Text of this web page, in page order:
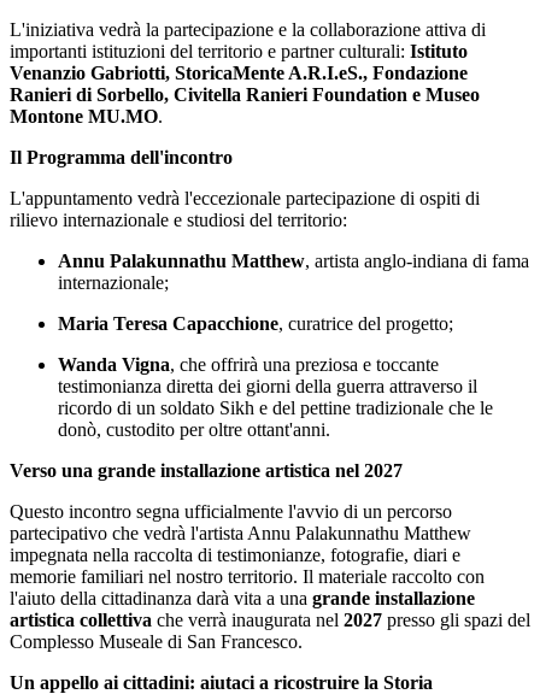
L'iniziativa vedrà la partecipazione e la collaborazione attiva di
importanti istituzioni del territorio e partner culturali: Istituto
Venanzio Gabriotti, StoricaMente A.R.I.eS., Fondazione
Ranieri di Sorbello, Civitella Ranieri Foundation e Museo
Montone MU.MO.
Il Programma dell'incontro
L'appuntamento vedrà l'eccezionale partecipazione di ospiti di
rilievo internazionale e studiosi del territorio:
Annu Palakunnathu Matthew, artista anglo-indiana di fama
internazionale;
Maria Teresa Capacchione, curatrice del progetto;
Wanda Vigna, che offrirà una preziosa e toccante
testimonianza diretta dei giorni della guerra attraverso il
ricordo di un soldato Sikh e del pettine tradizionale che le
donò, custodito per oltre ottant'anni.
Verso una grande installazione artistica nel 2027
Questo incontro segna ufficialmente l'avvio di un percorso
partecipativo che vedrà l'artista Annu Palakunnathu Matthew
impegnata nella raccolta di testimonianze, fotografie, diari e
memorie familiari nel nostro territorio. Il materiale raccolto con
l'aiuto della cittadinanza darà vita a una grande installazione
artistica collettiva che verrà inaugurata nel 2027 presso gli spazi del
Complesso Museale di San Francesco.
Un appello ai cittadini: aiutaci a ricostruire la Storia